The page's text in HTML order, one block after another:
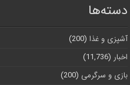
دسته‌ها
آشپزی و غذا (200)
اخبار (11,736)
بازی و سرگرمی (200)